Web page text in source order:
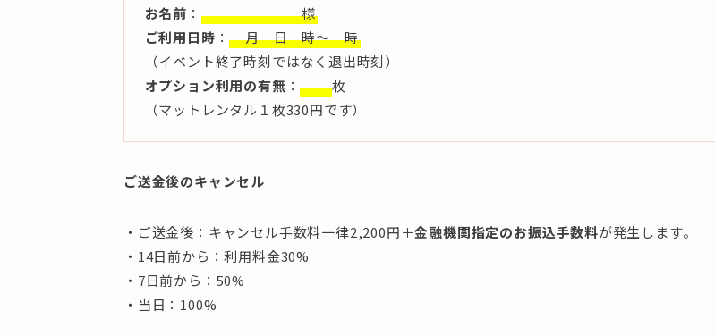
お名前 ： 様
ご利用日時 ：月 日 時〜 時
（イベント終了時刻ではなく退出時刻）
オプション利用の有無 ：
枚
（マットレンタル１枚330円です）
ご送金後のキャンセル
・ご送金後：キャンセル手数料一律2,200円＋金融機関指定のお振込手数料が発生します。
・14日前から：利用料金30%
・7日前から：50%
・当日：100%